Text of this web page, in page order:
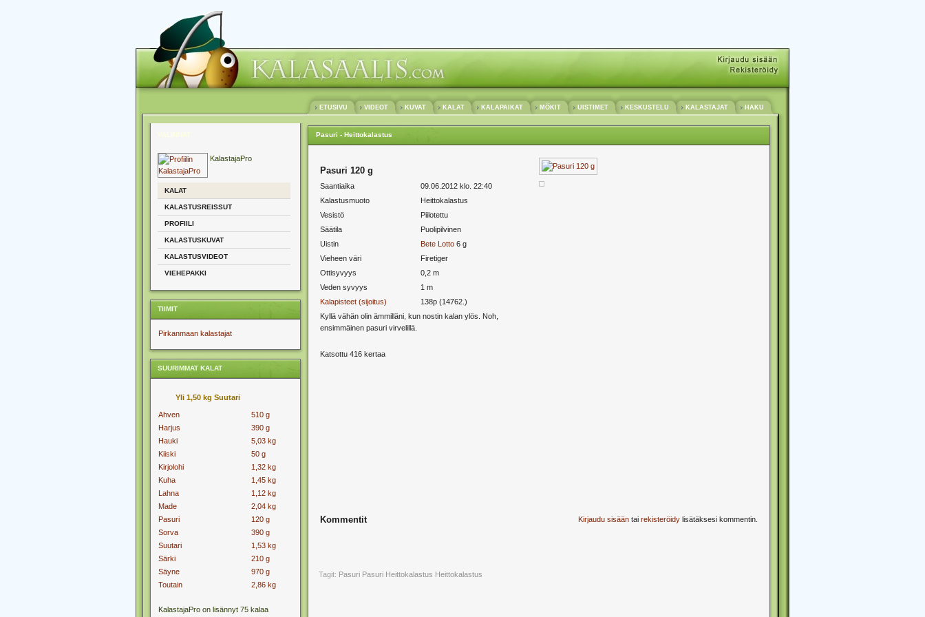
ETUSIVU VIDEOT KUVAT KALAT KALAPAIKAT MÖKIT UISTIMET KESKUSTELU KALASTAJAT HAKU
KalastajaPro
KALAT
KALASTUSREISSUT
PROFIILI
KALASTUSKUVAT
KALASTUSVIDEOT
VIEHEPAKKI
TIIMIT
Pirkanmaan kalastajat
SUURIMMAT KALAT
Yli 1,50 kg Suutari
Ahven
510 g
Harjus
390 g
Hauki
5,03 kg
Kiiski
50 g
Kirjolohi
1,32 kg
Kuha
1,45 kg
Lahna
1,12 kg
Made
2,04 kg
Pasuri
120 g
Sorva
390 g
Suutari
1,53 kg
Särki
210 g
Säyne
970 g
Toutain
2,86 kg
KalastajaPro on lisännyt 75 kalaa
Pasuri - Heittokalastus
Pasuri 120 g
Saantiaika
09.06.2012 klo. 22:40
Kalastusmuoto
Heittokalastus
Vesistö
Piilotettu
Säätila
Puolipilvinen
Uistin
Bete Lotto 6 g
Vieheen väri
Firetiger
Ottisyvyys
0,2 m
Veden syvyys
1 m
Kalapisteet (sijoitus)
138p (14762.)
Kyllä vähän olin ämmilläni, kun nostin kalan ylös. Noh,
ensimmäinen pasuri virvelillä.
Katsottu 416 kertaa
Kommentit Kirjaudu sisään tai rekisteröidy lisätäksesi kommentin.
Tagit: Pasuri Pasuri Heittokalastus Heittokalastus